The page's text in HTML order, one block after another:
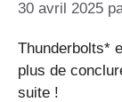
30 avril 2025
Thunderbolts*
plus de
suite !